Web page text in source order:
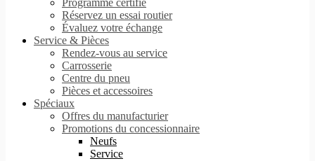
Programme certifié
Réservez un essai routier
Évaluez votre échange
Service & Pièces
Rendez-vous au service
Carrosserie
Centre du pneu
Pièces et accessoires
Spéciaux
Offres du manufacturier
Promotions du concessionnaire
Neufs
Service